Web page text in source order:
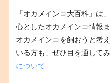
『オカメインコ大百科』は
心としたオカメインコ情報
オカメインコを飼おうと考
いる方も、ぜひ目を通して
について